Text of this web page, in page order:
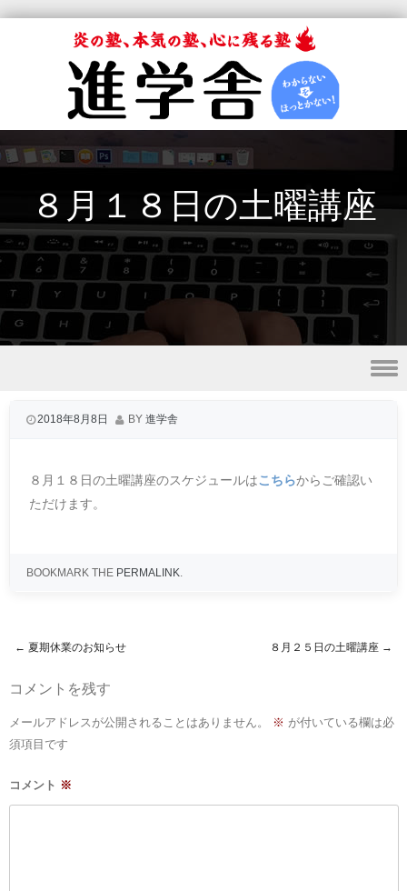
８月１８日の土曜講座
2018年8月8日 BY 進学舎
８月１８日の土曜講座のスケジュールはこちらからご確認い
ただけます。
BOOKMARK THE PERMALINK.
Post navigation
← 夏期休業のお知らせ ８月２５日の土曜講座 →
コメントを残す
メールアドレスが公開されることはありません。 ※ が付いている欄は必
須項目です
コメント ※